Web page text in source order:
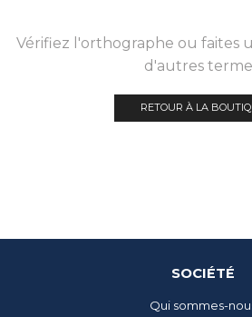
Vérifiez l'orthographe ou faites
d'autres
RETOUR À LA
SOCIÉTÉ
Qui sommes-